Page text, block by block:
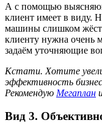
А с помощью
клиент имеет в виду.
машины слишком
клиенту нужна очень
задаём уточняющие
Кстати. Хотите
эффективность
Рекомендую Мегаплан
Вид 3.